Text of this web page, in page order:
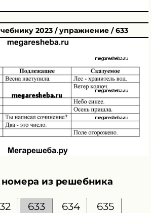
2023 / упражнение / 633
из решебника
633 634 635